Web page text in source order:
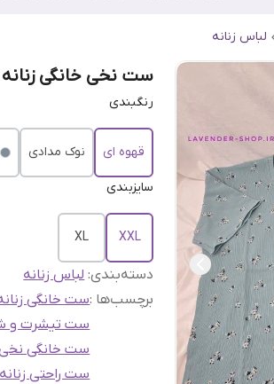
لباس زنانه
ست نخی خانگی
رنگبندی
قهوه ای نوک مدادی
سایزبندی
XXL
XL
دسته‌بندی:لباس زنانه
برچسب‌ها :ست خانگی
ست تیشرت و
ست خانگی
ست راحتی زنانه